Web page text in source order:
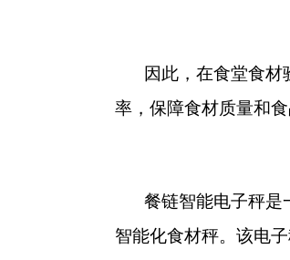
因此，在食堂食
率，保障食材质量和食
餐链智能电子秤是
智能化食材秤。该电